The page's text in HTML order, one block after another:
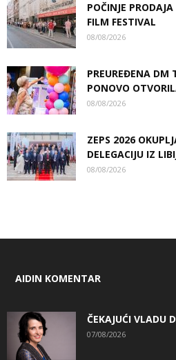
POČINJE
FILM FESTIVAL
08/08/2026
PREUREĐENA DM
PONOVO
08/08/2026
ZEPS 2026
DELEGACIJU IZ
08/08/2026
AIDIN KOMENTAR
ČEKAJUĆI VLADU
07/08/2026